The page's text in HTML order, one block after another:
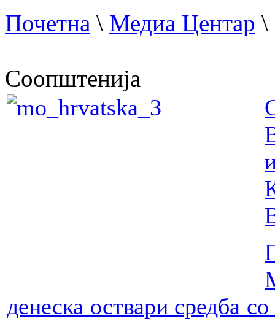
Почетна \ Медиа Центар \
Соопштенија
денеска оствари средба